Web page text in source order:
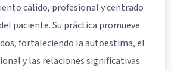
cálido, profesional y centrado
paciente. Su práctica promueve
fortaleciendo la autoestima, el
y las relaciones significativas.